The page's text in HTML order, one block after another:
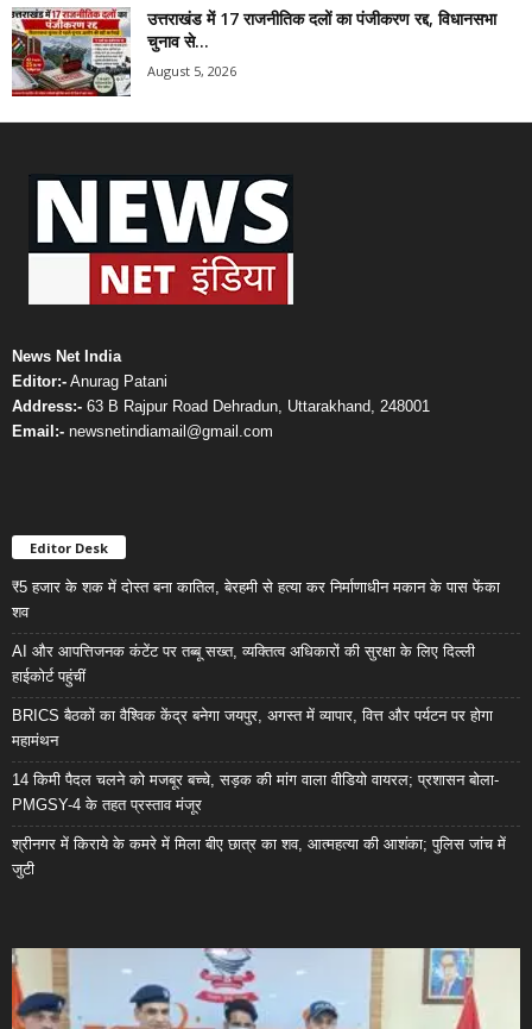
उत्तराखंड में 17 राजनीतिक दलों का पंजीकरण रद्द, विधानसभा
चुनाव से...
August 5, 2026
News Net India
Editor:- Anurag Patani
Address:- 63 B Rajpur Road Dehradun, Uttarakhand, 248001
Email:- newsnetindiamail@gmail.com
Editor Desk
₹5 हजार के शक में दोस्त बना कातिल, बेरहमी से हत्या कर निर्माणाधीन मकान के पास फेंका
शव
AI और आपत्तिजनक कंटेंट पर तब्बू सख्त, व्यक्तित्व अधिकारों की सुरक्षा के लिए दिल्ली
हाईकोर्ट पहुंचीं
BRICS बैठकों का वैश्विक केंद्र बनेगा जयपुर, अगस्त में व्यापार, वित्त और पर्यटन पर होगा
महामंथन
14 किमी पैदल चलने को मजबूर बच्चे, सड़क की मांग वाला वीडियो वायरल; प्रशासन बोला-
PMGSY-4 के तहत प्रस्ताव मंजूर
श्रीनगर में किराये के कमरे में मिला बीए छात्र का शव, आत्महत्या की आशंका; पुलिस जांच में
जुटी